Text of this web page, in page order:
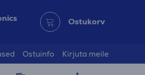
Ostukorv
Ostuinfo Kirjuta meile